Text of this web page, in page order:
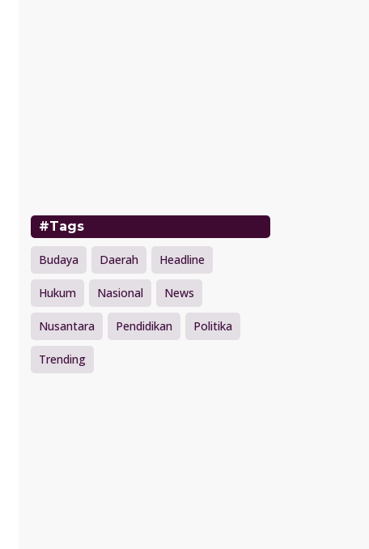
#Tags
Budaya Daerah Headline
Hukum Nasional News
Nusantara Pendidikan Politika
Trending